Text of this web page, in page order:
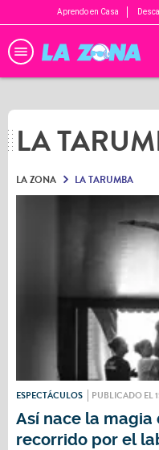
Aprendo en Casa
LA
LA ZONA LA TARUMBA
ESPECTÁCULOS PUBLICADO EL
Así nace la magia
recorrido por el